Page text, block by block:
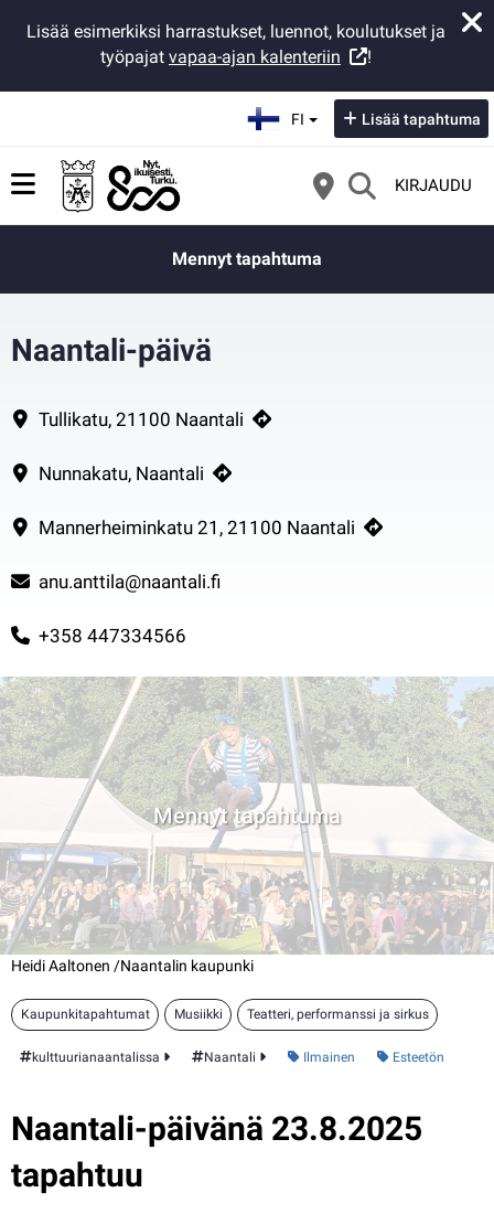
Lisää esimerkiksi harrastukset, luennot, koulutukset ja
työpajat vapaa-ajan kalenteriin !
FI Lisää tapahtuma
KIRJAUDU
Mennyt tapahtuma
Naantali-päivä
Naantalin kaupungin perustamista juhlitaan 23.8. lasten
Yhteystiedot
Tullikatu, 21100 Naantali
Nunnakatu, Naantali
Mannerheiminkatu 21, 21100 Naantali
anu.anttila@naantali.fi
+358 447334566
Mennyt tapahtuma
Heidi Aaltonen /Naantalin kaupunki
Kaupunkitapahtumat Musiikki Teatteri, performanssi ja sirkus
kulttuurianaantalissa Naantali Kategoria:
Ilmainen Esteetön
Naantali-päivänä 23.8.2025
tapahtuu